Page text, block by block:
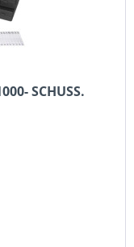
SCHUSS.